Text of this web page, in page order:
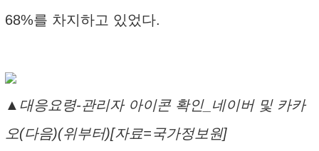
68%를 차지하고 있었다.
▲대응요령-관리자 아이콘 확인_네이버 및 카카
오(다음)(위부터)[자료=국가정보원]